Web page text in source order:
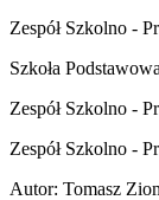
Zespół Szkolno -
Szkoła
Zespół Szkolno -
Zespół Szkolno -
Autor: Tomasz